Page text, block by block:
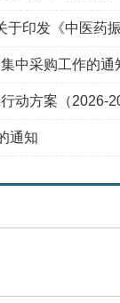
印发《中医药
中采购工作的通
动方案（2026-
通知